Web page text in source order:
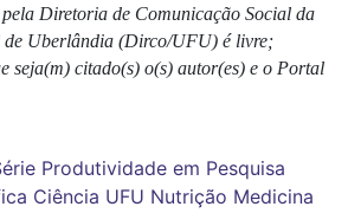
Diretoria de Comunicação Social da
de Uberlândia (Dirco/UFU) é livre;
seja(m) citado(s) o(s) autor(es) e o Portal
Produtividade em Pesquisa
Ciência UFU Nutrição Medicina